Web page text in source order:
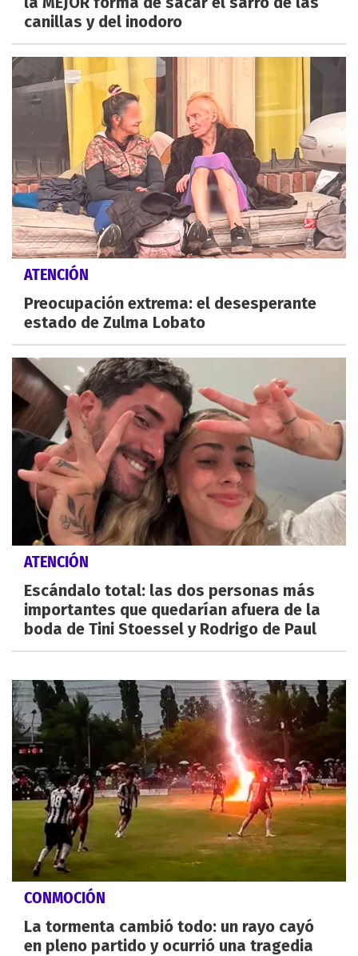
canillas y del inodoro
ATENCIÓN
Preocupación extrema: el desesperante
estado de Zulma Lobato
ATENCIÓN
Escándalo total: las dos personas más
importantes que quedarían afuera de la
boda de Tini Stoessel y Rodrigo de Paul
CONMOCIÓN
La tormenta cambió todo: un rayo cayó
en pleno partido y ocurrió una tragedia